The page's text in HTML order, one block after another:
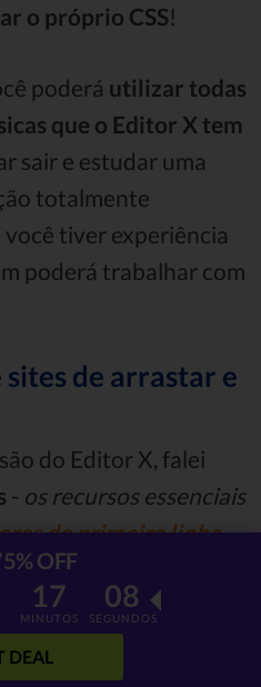
o próprio CSS!
poderá utilizar todas
que o Editor X tem
sair e estudar uma
totalmente
tiver experiência
poderá trabalhar com
de arrastar e
do Editor X, falei
- os recursos essenciais
de primeira linha
eles são importantes
arrastar e soltar
OFF
17
MINUTOS
07
SEGUNDOS
DEAL